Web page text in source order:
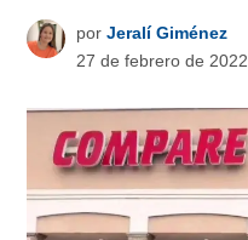
por Jeralí Giménez
27 de febrero de 2022